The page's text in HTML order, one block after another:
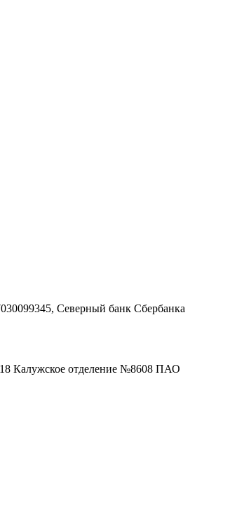
Северный банк Сбербанка
Калужское отделение №8608 ПАО